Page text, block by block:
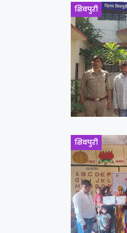
शिवपुरी
शिवपुरी